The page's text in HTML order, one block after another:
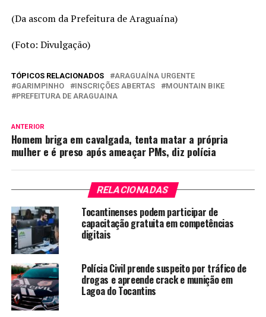
(Da ascom da Prefeitura de Araguaína)
(Foto: Divulgação)
TÓPICOS RELACIONADOS
ARAGUAÍNA URGENTE
GARIMPINHO
INSCRIÇÕES ABERTAS
MOUNTAIN BIKE
PREFEITURA DE ARAGUAINA
ANTERIOR
Homem briga em cavalgada, tenta matar a própria
mulher e é preso após ameaçar PMs, diz polícia
RELACIONADAS
Tocantinenses podem participar de
capacitação gratuita em competências
digitais
Polícia Civil prende suspeito por tráfico de
drogas e apreende crack e munição em
Lagoa do Tocantins